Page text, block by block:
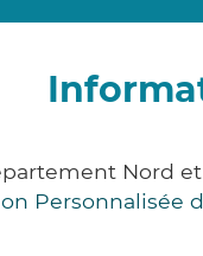
Nord
Personnalisée